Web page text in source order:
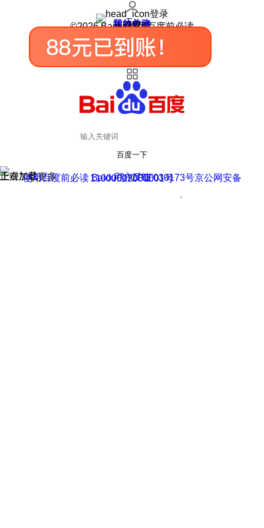
登录
我的关注
我的收藏
皮肤中心
用户反馈
设置
©2026 Baidu 使用百度前必读
百度一下
正在加载
上滑加载更多 用户反馈
使用百度前必读 Baidu 京ICP证030173号
京公网安备11000002000001号